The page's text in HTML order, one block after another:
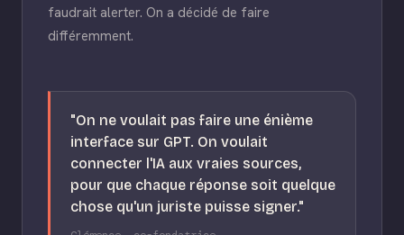
faudrait alerter. On a décidé de faire
différemment.
"On ne voulait pas faire une énième
interface sur GPT. On voulait
connecter l'IA aux vraies sources,
pour que chaque réponse soit quelque
chose qu'un juriste puisse signer."